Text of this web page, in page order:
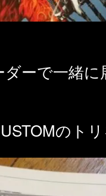
ーで一緒
のト